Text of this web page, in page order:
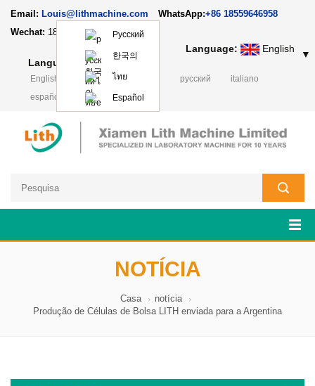
Email: Louis@lithmachine.com WhatsApp:+86 18559646958
Wechat: 18659217588
Language: English ▼
Language: English
Русский
한국의
ไทย
Español
English français русский
italiano
español
日本語 Polski
NOTÍCIA
Casa
notícia
Produção de Células de Bolsa LITH enviada para a Argentina